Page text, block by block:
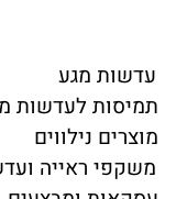
עדשות מגע
תמיסות לעדשות
מוצרים נילווים
משקפי ראייה